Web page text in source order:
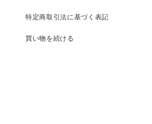
特定商取引法に基づく表記
買い物を続ける